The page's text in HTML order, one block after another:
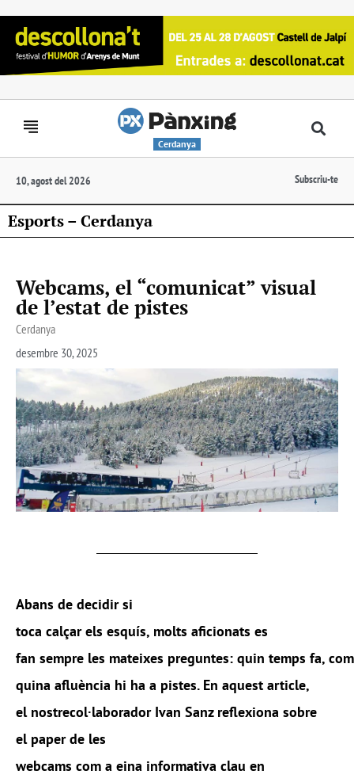
Cerdanya
10, agost del 2026 Subscriu-te
Esports – Cerdanya
Webcams, el “comunicat” visual
de l’estat de pistes
Cerdanya
desembre 30, 2025
Abans de decidir si
toca calçar els esquís, molts aficionats es
fan sempre les mateixes preguntes: quin temps fa, com
quina afluència hi ha a pistes. En aquest article,
el nostrecol·laborador Ivan Sanz reflexiona sobre
el paperde les
webcams com a eina informativa clau en